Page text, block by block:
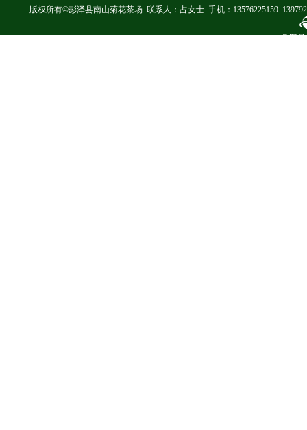
版权所有©彭泽县南山菊花茶场 联系人：占女士 手机：13576225159
备案号